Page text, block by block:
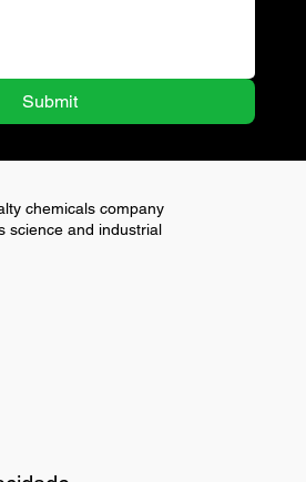
Submit
chemicals company
science and industrial